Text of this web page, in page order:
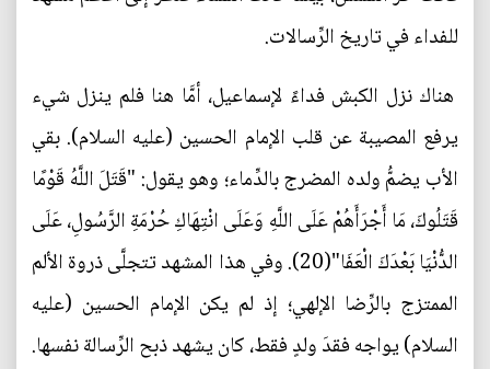
للفداء في تاريخ الرِّسالات.
هناك نزل الكبش فداءً لإسماعيل، أمَّا هنا فلم ينزل شيء
يرفع المصيبة عن قلب الإمام الحسين (عليه السلام). بقي
الأب يضمُّ ولده المضرج بالدِّماء؛ وهو يقول: "قَتَلَ اللَّهُ قَوْمًا
قَتَلُوكَ، مَا أَجْرَأَهُمْ عَلَى اللَّهِ وَعَلَى انْتِهَاكِ حُرْمَةِ الرَّسُولِ، عَلَى
الدُّنْيَا بَعْدَكَ الْعَفَا"(20). وفي هذا المشهد تتجلَّى ذروة الألم
الممتزج بالرِّضا الإلهي؛ إذ لم يكن الإمام الحسين (عليه
السلام) يواجه فقدَ ولدٍ فقط، كان يشهد ذبح الرِّسالة نفسها.